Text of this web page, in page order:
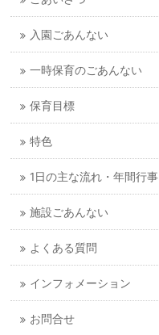
入園ごあんない
一時保育のごあんない
保育目標
特色
1日の主な流れ・年間行事
施設ごあんない
よくある質問
インフォメーション
お問合せ